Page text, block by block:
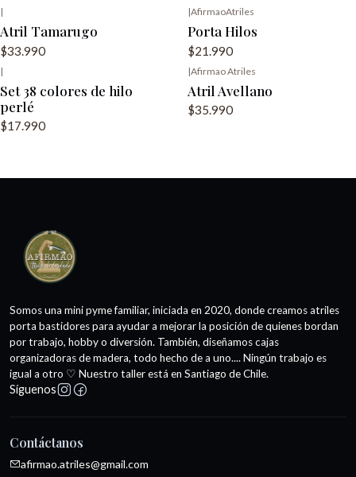
|
Atril Tamarugo
$33.990
|AfirmaoAtriles
Porta Hilos
$21.990
|
Set 38 colores de hilo
perlé
$17.990
|Afirmao Atriles
Atril Avellano
$35.990
Somos una mini pyme familiar, iniciada en 2020, donde creamos atriles
porta bastidores para ayudar a mejorar la posición de quienes bordan
por trabajo, hobby o diversión. También, diseñamos cajas
organizadoras de madera, todo hecho de a uno.... Ningún trabajo es
igual a otro ♡ Nuestro taller está en Santiago de Chile.
Síguenos
Contáctanos
afirmao.atriles@gmail.com